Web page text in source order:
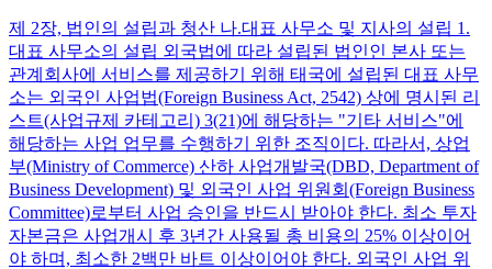
제 2장, 법인의 설립과 청산 나.대표 사무소 및 지사의 설립 1.
대표 사무소의 설립 외국법에 따라 설립된 법인인 본사 또는
관계회사에 서비스를 제공하기 위해 태국에 설립된 대표 사무
소는 외국인 사업법(Foreign Business Act, 2542) 상에 명시된 리
스트(사업규제 카테고리) 3(21)에 해당하는 "기타 서비스"에
해당하는 사업 업무를 수행하기 위한 조직이다. 따라서, 상업
부(Ministry of Commerce) 산하 사업개발국(DBD, Department of
Business Development) 및 외국인 사업 위원회(Foreign Business
Committee)로부터 사업 승인을 반드시 받아야 한다. 최소 투자
자본금은 사업개시 후 3년간 사용될 총 비용의 25% 이상이어
야 하며, 최소한 2백만 바트 이상이어야 한다. 외국인 사업 위